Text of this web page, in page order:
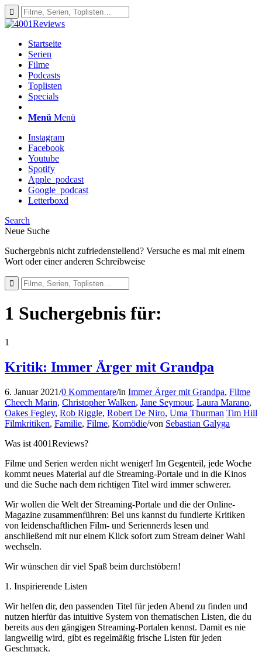
Startseite
Serien
Filme
Podcasts
Toplisten
Specials
Menü Menü
Instagram
Facebook
Youtube
Spotify
Apple_podcast
Google_podcast
Letterboxd
Search
Neue Suche
Suchergebnis nicht zufriedenstellend? Versuche es mal mit einem
Wort oder einer anderen Schreibweise
1 Suchergebnis für:
1
Kritik: Immer Ärger mit Grandpa
6. Januar 2021/0 Kommentare/in Immer Ärger mit Grandpa, Filme
Cheech Marin, Christopher Walken, Jane Seymour, Laura Marano,
Oakes Fegley, Rob Riggle, Robert De Niro, Uma Thurman Tim Hill
Filmkritiken, Familie, Filme, Komödie/von Sebastian Galyga
Was ist 4001Reviews?
Filme und Serien werden nicht weniger! Im Gegenteil, jede Woche
kommt neues Material auf die Streaming-Portale und in die Kinos
und die Suche nach dem richtigen Titel wird immer schwerer.
Wir wollen die Welt der Streaming-Portale und die der Online-
Magazine zusammenführen: Bei uns kannst du fundierte Kritiken
von leidenschaftlichen Film- und Seriennerds lesen und
anschließend mit nur einem Klick sofort zum Stream deiner Wahl
wechseln.
Wir wünschen dir viel Spaß beim durchstöbern!
1. Inspirierende Listen
Wir helfen dir, den passenden Titel für jeden Abend zu finden und
nutzen hierfür das intuitive System von thematischen Listen, die du
bereits aus den gängigen Streaming-Portalen kennst. Damit es nie
langweilig wird, gibt es regelmäßig frische Listen für jeden
Geschmack.